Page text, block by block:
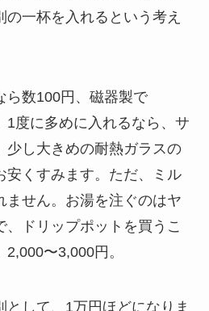
の一杯を入れるという考え
ら数100円、磁器製で
1度に多めに入れるなら、サ
少し大きめの耐熱ガラスの
安くすみます。ただ、ミル
ません。お湯を注ぐのはヤ
、ドリップポットを買うこ
〜3,000円。
して、1万円ほどになりま